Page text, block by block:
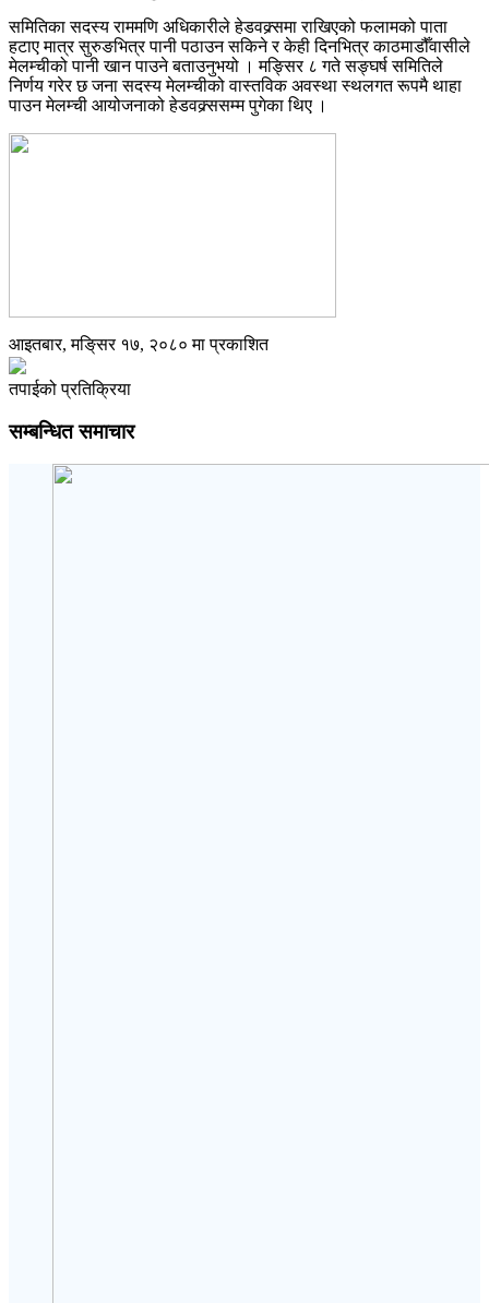
समितिका सदस्य राममणि अधिकारीले हेडवक्र्समा राखिएको फलामको पाता
हटाए मात्र सुरुङभित्र पानी पठाउन सकिने र केही दिनभित्र काठमाडौँवासीले
मेलम्चीको पानी खान पाउने बताउनुभयो । मङ्सिर ८ गते सङ्घर्ष समितिले
निर्णय गरेर छ जना सदस्य मेलम्चीको वास्तविक अवस्था स्थलगत रूपमै थाहा
पाउन मेलम्ची आयोजनाको हेडवक्र्ससम्म पुगेका थिए ।
आइतबार, मङि्सर १७, २०८० मा प्रकाशित
तपाईको प्रतिक्रिया
सम्बन्धित समाचार